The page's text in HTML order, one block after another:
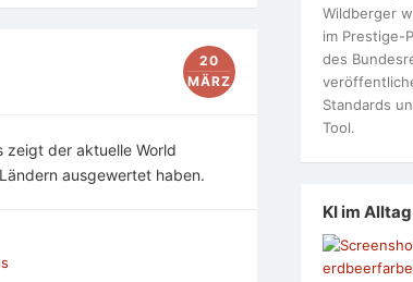
20
MÄRZ
zeigt der aktuelle World
ausgewertet haben.
Wildberger
im Prestige-
des
Standards
Tool.
KI im